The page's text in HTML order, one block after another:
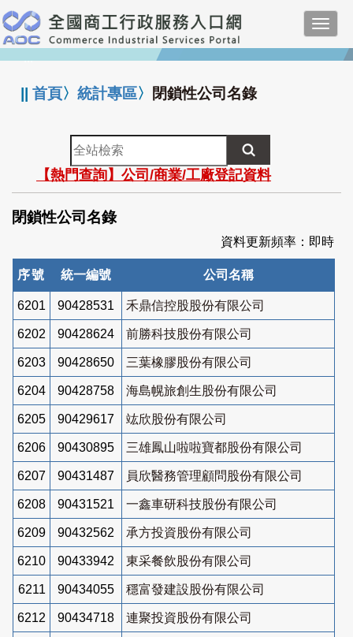
跳
到
主
要
:::
||首頁〉統計專區〉 閉鎖性公司名錄
全
站
檢
索
【熱門查詢】公司/商業/工廠登記資料
閉鎖性公司名錄
資料更新頻率：即時
序號 統一編號 公司名稱
6201 90428531 禾鼎信控股股份有限公司
6202 90428624 前勝科技股份有限公司
6203 90428650 三葉橡膠股份有限公司
6204 90428758 海島幌旅創生股份有限公司
6205 90429617 竑欣股份有限公司
6206 90430895 三雄鳳山啦啦寶都股份有限公司
6207 90431487 員欣醫務管理顧問股份有限公司
6208 90431521 一鑫車研科技股份有限公司
6209 90432562 承方投資股份有限公司
6210 90433942 東采餐飲股份有限公司
6211 90434055 穩富發建設股份有限公司
6212 90434718 連聚投資股份有限公司